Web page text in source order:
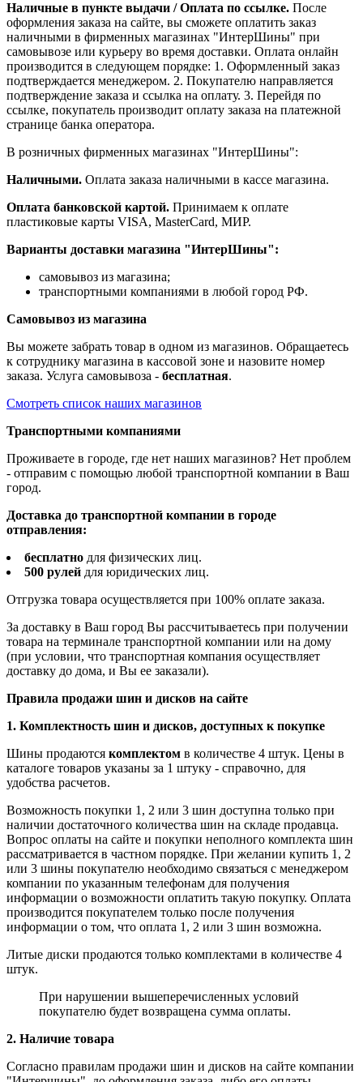
Наличные в пункте выдачи / Оплата по ссылке. После
оформления заказа на сайте, вы сможете оплатить заказ
наличными в фирменных магазинах "ИнтерШины" при
самовывозе или курьеру во время доставки. Оплата онлайн
производится в следующем порядке: 1. Оформленный заказ
подтверждается менеджером. 2. Покупателю направляется
подтверждение заказа и ссылка на оплату. 3. Перейдя по
ссылке, покупатель производит оплату заказа на платежной
странице банка оператора.
В розничных фирменных магазинах "ИнтерШины":
Наличными. Оплата заказа наличными в кассе магазина.
Оплата банковской картой. Принимаем к оплате
пластиковые карты VISA, MasterCard, МИР.
Варианты доставки магазина "ИнтерШины":
самовывоз из магазина;
транспортными компаниями в любой город РФ.
Самовывоз из магазина
Вы можете забрать товар в одном из магазинов. Обращаетесь
к сотруднику магазина в кассовой зоне и назовите номер
заказа. Услуга самовывоза - бесплатная.
Смотреть список наших магазинов
Транспортными компаниями
Проживаете в городе, где нет наших магазинов? Нет проблем
- отправим с помощью любой транспортной компании в Ваш
город.
Доставка до транспортной компании в городе
отправления:
бесплатно для физических лиц.
500 рулей для юридических лиц.
Отгрузка товара осуществляется при 100% оплате заказа.
За доставку в Ваш город Вы рассчитываетесь при получении
товара на терминале транспортной компании или на дому
(при условии, что транспортная компания осуществляет
доставку до дома, и Вы ее заказали).
Правила продажи шин и дисков на сайте
1. Комплектность шин и дисков, доступных к покупке
Шины продаются комплектом в количестве 4 штук. Цены в
каталоге товаров указаны за 1 штуку - справочно, для
удобства расчетов.
Возможность покупки 1, 2 или 3 шин доступна только при
наличии достаточного количества шин на складе продавца.
Вопрос оплаты на сайте и покупки неполного комплекта шин
рассматривается в частном порядке. При желании купить 1, 2
или 3 шины покупателю необходимо связаться с менеджером
компании по указанным телефонам для получения
информации о возможности оплатить такую покупку. Оплата
производится покупателем только после получения
информации о том, что оплата 1, 2 или 3 шин возможна.
Литые диски продаются только комплектами в количестве 4
штук.
При нарушении вышеперечисленных условий
покупателю будет возвращена сумма оплаты.
2. Наличие товара
Согласно правилам продажи шин и дисков на сайте компании